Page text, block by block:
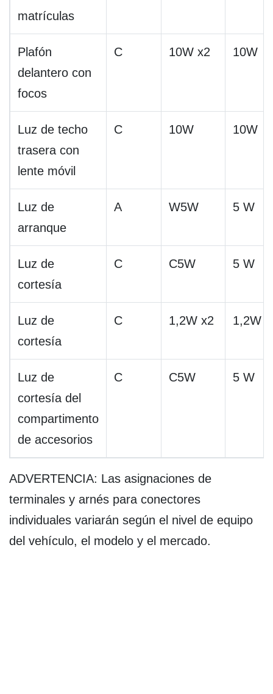
matrículas
Plafón
delantero con
focos
C 10W x2 10W
Luz de techo
trasera con
lente móvil
C 10W 10W
Luz de
arranque
A W5W 5 W
Luz de
cortesía
C C5W 5 W
Luz de
cortesía
C 1,2W x2 1,2W
Luz de
cortesía del
compartimento
de accesorios
C C5W 5 W
ADVERTENCIA: Las asignaciones de
terminales y arnés para conectores
individuales variarán según el nivel de equipo
del vehículo, el modelo y el mercado.